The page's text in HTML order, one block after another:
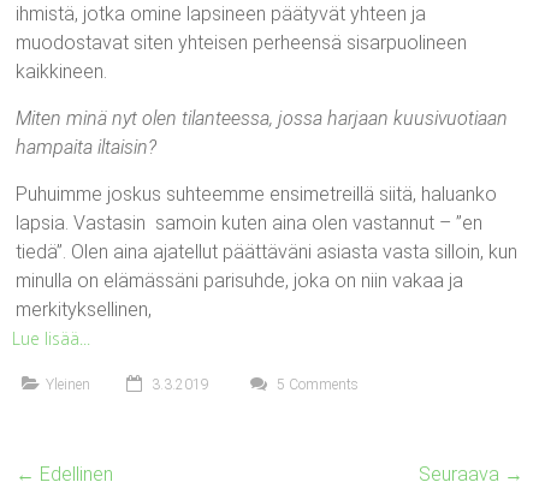
ihmistä, jotka omine lapsineen päätyvät yhteen ja
muodostavat siten yhteisen perheensä sisarpuolineen
kaikkineen.
Miten minä nyt olen tilanteessa, jossa harjaan kuusivuotiaan
hampaita iltaisin?
Puhuimme joskus suhteemme ensimetreillä siitä, haluanko
lapsia. Vastasin samoin kuten aina olen vastannut – ”en
tiedä”. Olen aina ajatellut päättäväni asiasta vasta silloin, kun
minulla on elämässäni parisuhde, joka on niin vakaa ja
merkityksellinen,
Lue lisää...
Yleinen 3.3.2019 5 Comments
← Edellinen Seuraava →